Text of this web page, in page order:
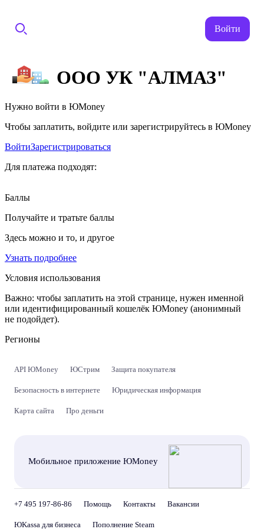
Войти
ООО УК "АЛМАЗ"
Нужно войти в ЮMoney
Чтобы заплатить, войдите или зарегистрируйтесь в ЮMoney
ВойтиЗарегистрироваться
Для платежа подходят:
Баллы
Получайте и тратьте баллы
Здесь можно и то, и другое
Узнать подробнее
Условия использования
Важно: чтобы заплатить на этой странице, нужен именной
или идентифицированный кошелёк ЮMoney (анонимный
не подойдет).
Регионы
API ЮMoney ЮСтрим Защита покупателя
Безопасность в интернете Юридическая информация
Карта сайта Про деньги
Мобильное приложение ЮMoney
+7 495 197-86-86 Помощь Контакты Вакансии
ЮKassa для бизнеса Пополнение Steam